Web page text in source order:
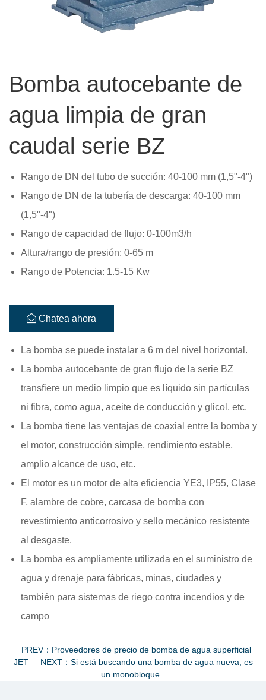
Bomba autocebante de
agua limpia de gran
caudal serie BZ
Rango de DN del tubo de succión: 40-100 mm (1,5"-4")
Rango de DN de la tubería de descarga: 40-100 mm
(1,5"-4")
Rango de capacidad de flujo: 0-100m3/h
Altura/rango de presión: 0-65 m
Rango de Potencia: 1.5-15 Kw
Chatea ahora
La bomba se puede instalar a 6 m del nivel horizontal.
La bomba autocebante de gran flujo de la serie BZ
transfiere un medio limpio que es líquido sin partículas
ni fibra, como agua, aceite de conducción y glicol, etc.
La bomba tiene las ventajas de coaxial entre la bomba y
el motor, construcción simple, rendimiento estable,
amplio alcance de uso, etc.
El motor es un motor de alta eficiencia YE3, IP55, Clase
F, alambre de cobre, carcasa de bomba con
revestimiento anticorrosivo y sello mecánico resistente
al desgaste.
La bomba es ampliamente utilizada en el suministro de
agua y drenaje para fábricas, minas, ciudades y
también para sistemas de riego contra incendios y de
campo
PREV：Proveedores de precio de bomba de agua superficial
JET
NEXT：Si está buscando una bomba de agua nueva, es
un monobloque